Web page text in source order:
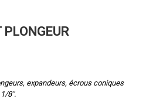
PLONGEUR
expandeurs, écrous coniques
8".